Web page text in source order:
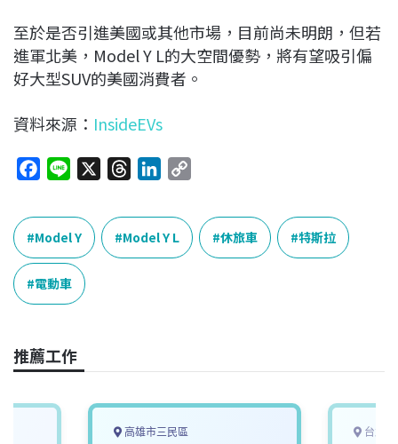
至於是否引進美國或其他市場，目前尚未明朗，但若
進軍北美，Model Y L的大空間優勢，將有望吸引偏
好大型SUV的美國消費者。
資料來源： InsideEVs
c
e
b
o
o
n
e
r
e
a
n
k
e
y
Model Y Model Y L 休旅車 特斯拉
電動車
推薦工作
高雄市三民區 台北